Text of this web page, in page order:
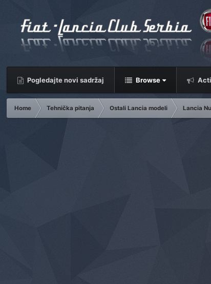
Pogledajte novi sadržaj Browse
Home Tehnička pitanja Ostali Lancia modeli Lancia